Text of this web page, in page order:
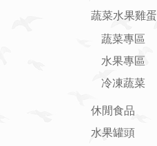
蔬菜水果雞蛋
蔬菜專區
水果專區
冷凍蔬菜
休閒食品
水果罐頭